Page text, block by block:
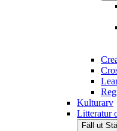
Kulturarv
Litteratur
Fäll ut